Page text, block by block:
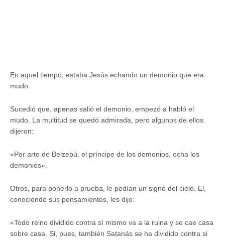
En aquel tiempo, estaba Jesús echando un demonio que era
mudo.
Sucedió que, apenas salió el demonio, empezó a habló el
mudo. La multitud se quedó admirada, pero algunos de ellos
dijeron:
«Por arte de Belzebú, el príncipe de los demonios, echa los
demonios».
Otros, para ponerlo a prueba, le pedían un signo del cielo. El,
conociendo sus pensamientos, les dijo:
«Todo reino dividido contra sí mismo va a la ruina y se cae casa
sobre casa. Si, pues, también Satanás se ha dividido contra si